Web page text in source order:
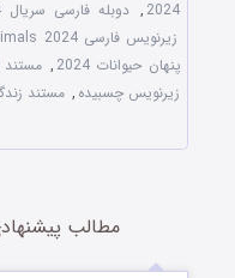
2024
, دوبله فارسی سریال The Secret Lives of Animals 2024
زیرنویس فارسی The Secret Lives of Animals 2024
پنهان حیوانات 2024
,
زیرنویس چسبیده , مستند زندگی
مطالب